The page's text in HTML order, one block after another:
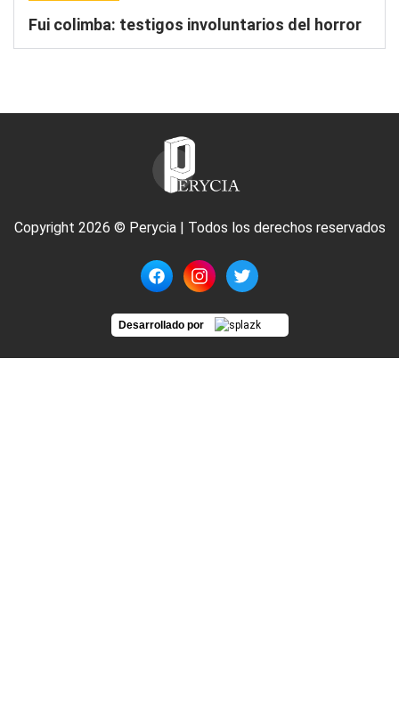
Fui colimba: testigos involuntarios del horror
Copyright 2026 © Perycia | Todos los derechos reservados
Desarrollado por